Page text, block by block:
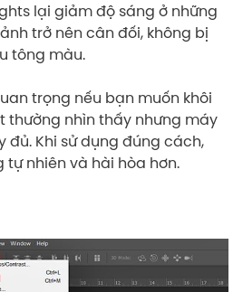
lại giảm độ sáng ở những
trở nên cân đối, không bị
tông màu.
trọng nếu bạn muốn khôi
thường nhìn thấy nhưng máy
Khi sử dụng đúng cách,
tự nhiên và hài hòa hơn.